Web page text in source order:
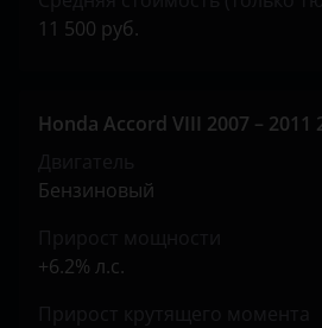
11 500 руб.
Honda Accord VIII 2007 – 2011
Бензиновый
+6.2% л.с.